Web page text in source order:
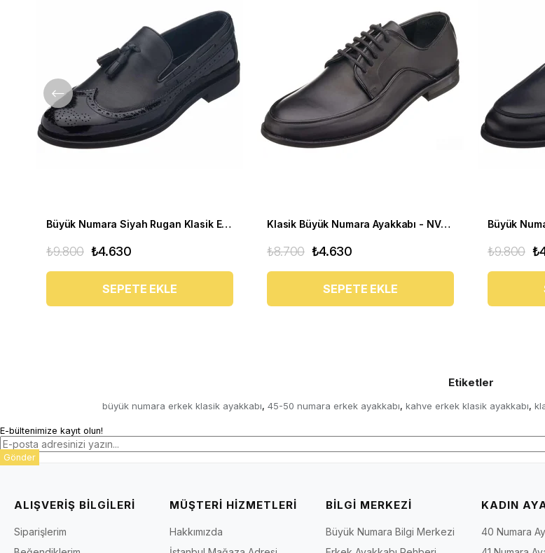
Büyük Numara Siyah Rugan Klasik Erkek Deri Ayakkabı NV1930
₺4.630
₺9.800
SEPETE EKLE
Klasik Büyük Numara Ayakkabı - NV2126 Siyah
₺4.630
₺8.700
SEPETE EKLE
₺9.800
Etiketler
büyük numara erkek klasik ayakkabı, 45-50 numara erkek ayakkabı, kahve erkek klasik ayakkabı,
E-bültenimize kayıt olun!
Gönder
ALIŞVERİŞ BİLGİLERİ
Siparişlerim
MÜŞTERİ HİZMETLERİ
Hakkımızda
BİLGİ MERKEZİ
Büyük Numara Bilgi Merkezi
KADIN
40 Numara